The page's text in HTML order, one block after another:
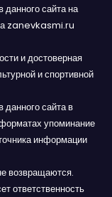
сайта на
zanevkasmi.ru
и достоверная
и спортивной
данного сайта в
упоминание
информации
возвращаются.
ответственность